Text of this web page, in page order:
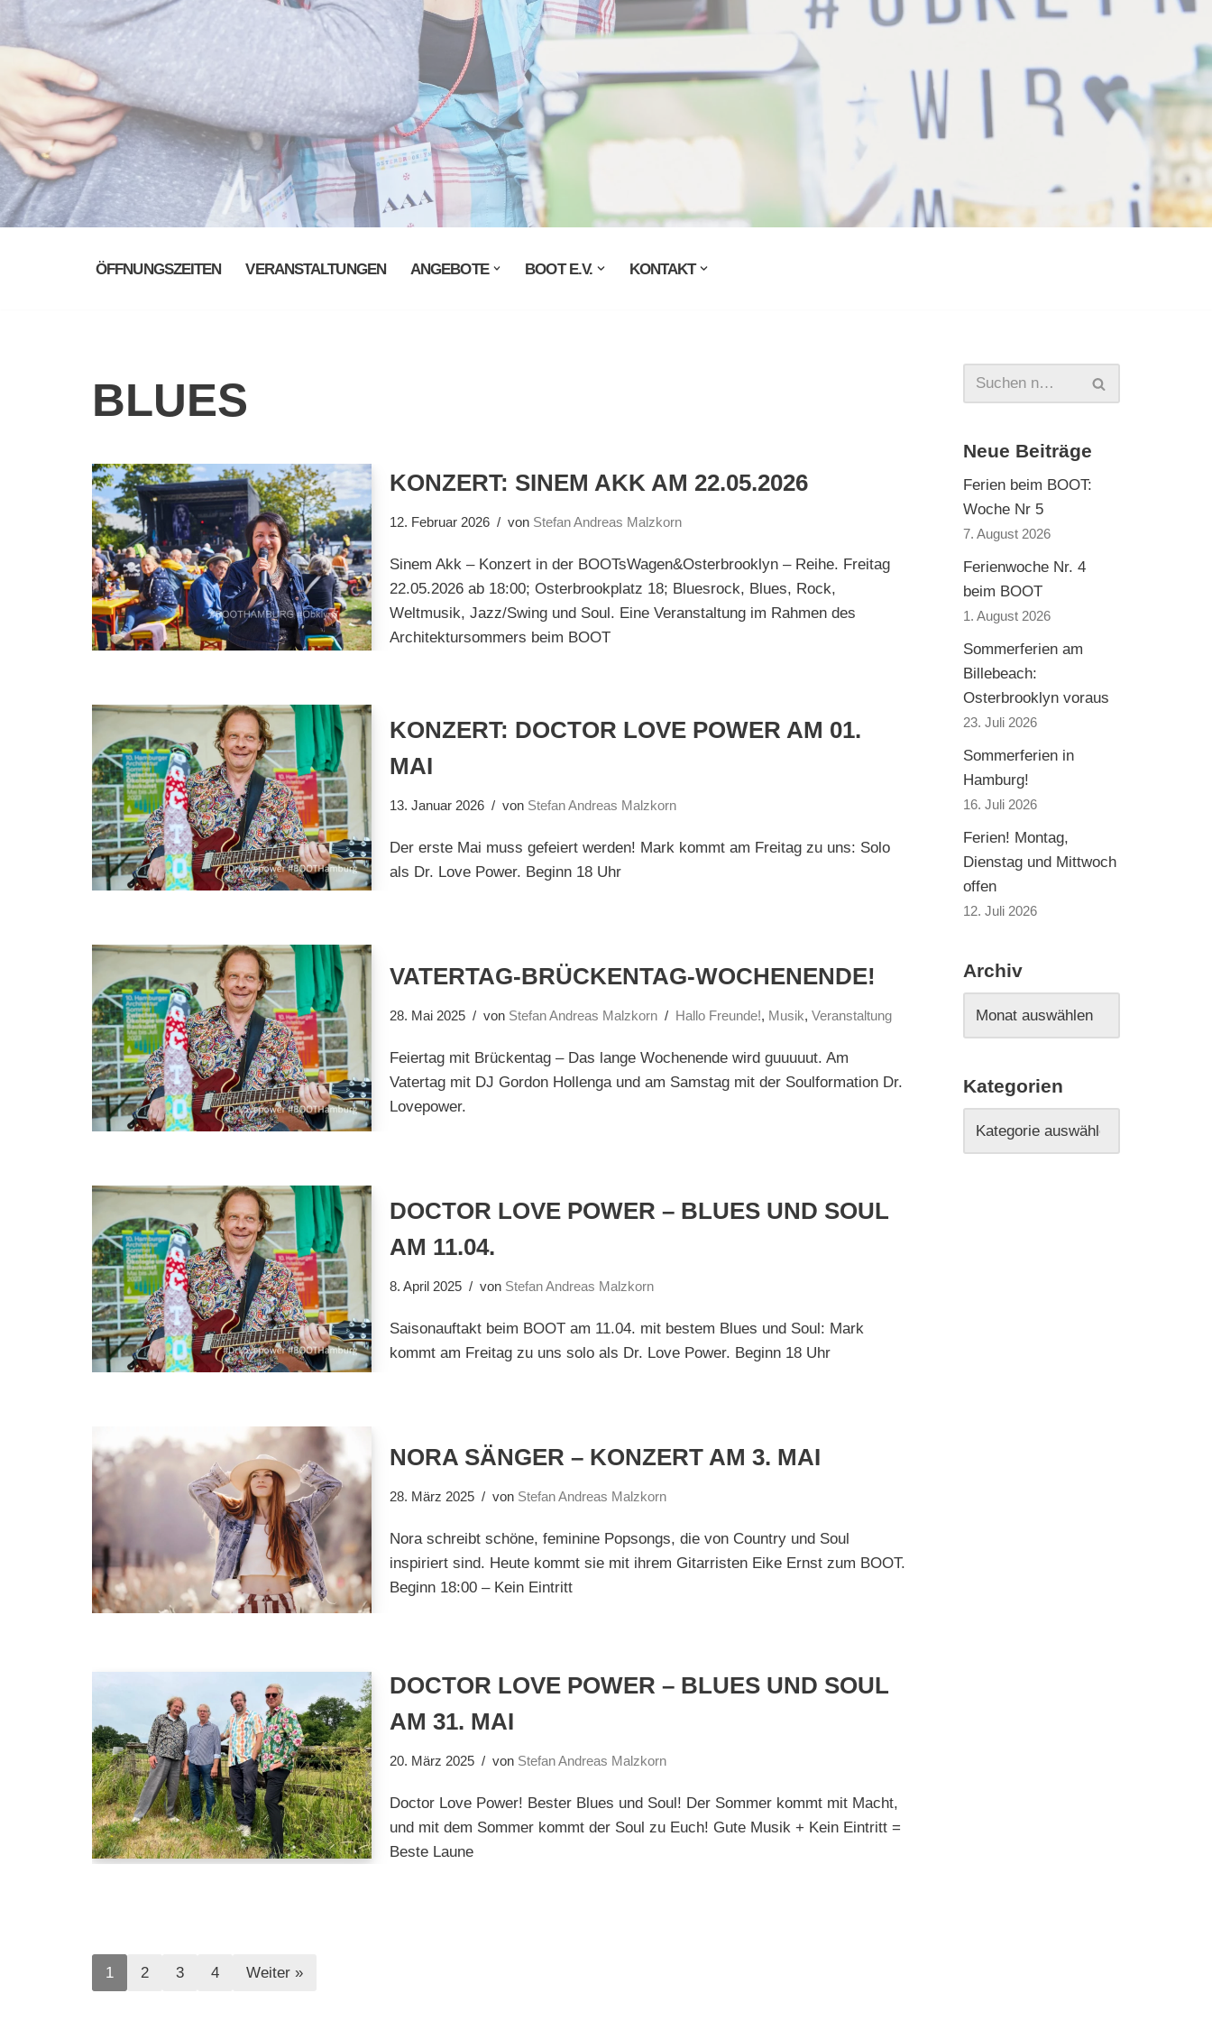
ÖFFNUNGSZEITEN VERANSTALTUNGEN ANGEBOTE BOOT E.V. KONTAKT
BLUES
KONZERT: SINEM AKK AM 22.05.2026
12. Februar 2026 von Stefan Andreas Malzkorn
Sinem Akk – Konzert in der BOOTsWagen&Osterbrooklyn – Reihe. Freitag
22.05.2026 ab 18:00; Osterbrookplatz 18; Bluesrock, Blues, Rock,
Weltmusik, Jazz/Swing und Soul. Eine Veranstaltung im Rahmen des
Architektursommers beim BOOT
KONZERT: DOCTOR LOVE POWER AM 01.
MAI
13. Januar 2026 von Stefan Andreas Malzkorn
Der erste Mai muss gefeiert werden! Mark kommt am Freitag zu uns: Solo
als Dr. Love Power. Beginn 18 Uhr
VATERTAG-BRÜCKENTAG-WOCHENENDE!
28. Mai 2025 von Stefan Andreas Malzkorn Hallo Freunde!, Musik,Veranstaltung
Feiertag mit Brückentag – Das lange Wochenende wird guuuuut. Am
Vatertag mit DJ Gordon Hollenga und am Samstag mit der Soulformation Dr.
Lovepower.
DOCTOR LOVE POWER – BLUES UND SOUL
AM 11.04.
8. April 2025 von Stefan Andreas Malzkorn
Saisonauftakt beim BOOT am 11.04. mit bestem Blues und Soul: Mark
kommt am Freitag zu uns solo als Dr. Love Power. Beginn 18 Uhr
NORA SÄNGER – KONZERT AM 3. MAI
28. März 2025 von Stefan Andreas Malzkorn
Nora schreibt schöne, feminine Popsongs, die von Country und Soul
inspiriert sind. Heute kommt sie mit ihrem Gitarristen Eike Ernst zum BOOT.
Beginn 18:00 – Kein Eintritt
DOCTOR LOVE POWER – BLUES UND SOUL
AM 31. MAI
20. März 2025 von Stefan Andreas Malzkorn
Doctor Love Power! Bester Blues und Soul! Der Sommer kommt mit Macht,
und mit dem Sommer kommt der Soul zu Euch! Gute Musik + Kein Eintritt =
Beste Laune
1 2 3 4 Weiter »
Neue Beiträge
Ferien beim BOOT:
Woche Nr 5
7. August 2026
Ferienwoche Nr. 4
beim BOOT
1. August 2026
Sommerferien am
Billebeach:
Osterbrooklyn voraus
23. Juli 2026
Sommerferien in
Hamburg!
16. Juli 2026
Ferien! Montag,
Dienstag und Mittwoch
offen
12. Juli 2026
Archiv
Kategorien